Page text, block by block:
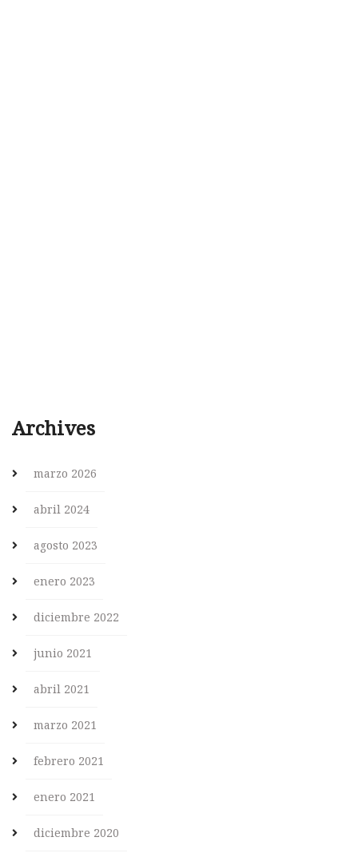
Archives
marzo 2026
abril 2024
agosto 2023
enero 2023
diciembre 2022
junio 2021
abril 2021
marzo 2021
febrero 2021
enero 2021
diciembre 2020